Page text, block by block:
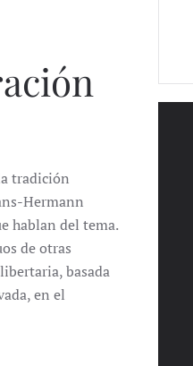
tradición
Hermann
hablan del tema.
de otras
basada
en el